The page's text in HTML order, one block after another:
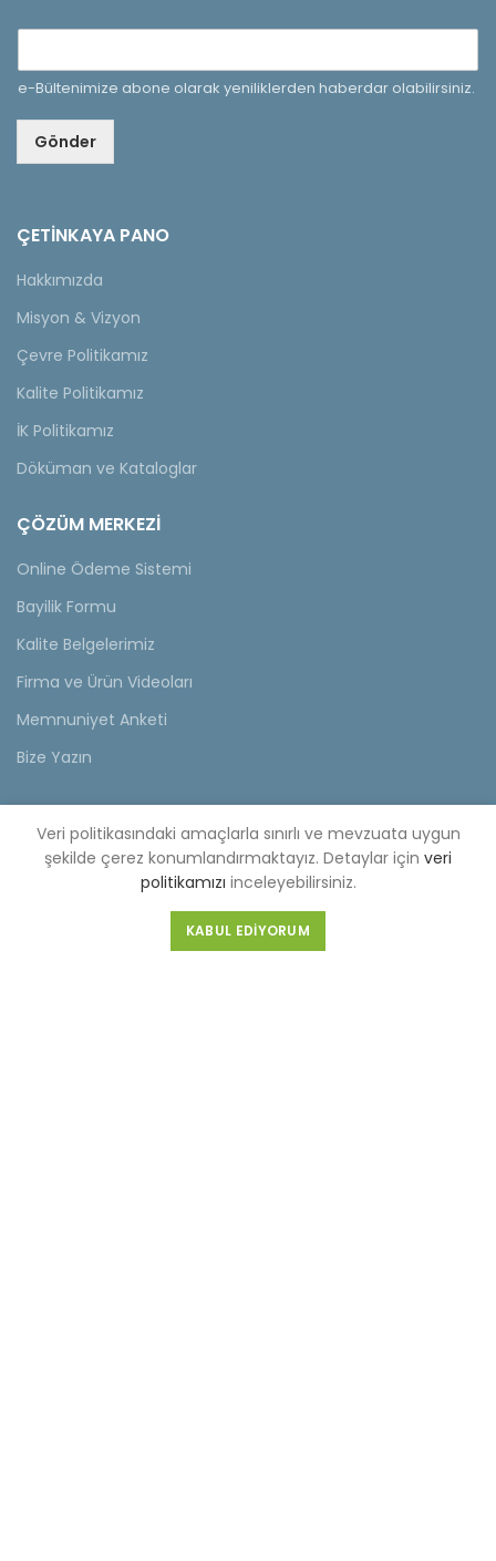
e-Bültenimize abone olarak yeniliklerden haberdar olabilirsiniz.
Gönder
ÇETINKAYA PANO
Hakkımızda
Misyon & Vizyon
Çevre Politikamız
Kalite Politikamız
İK Politikamız
Döküman ve Kataloglar
ÇÖZÜM MERKEZİ
Online Ödeme Sistemi
Bayilik Formu
Kalite Belgelerimiz
Firma ve Ürün Videoları
Memnuniyet Anketi
Bize Yazın
KVKK
KVKK Aydınlatma Metni
Müşteri Aydınlatma Metni
Tedarikçi Aydınlatma Metni
Veri politikasındaki amaçlarla sınırlı ve mevzuata uygun
şekilde çerez konumlandırmaktayız. Detaylar için veri
politikamızı inceleyebilirsiniz.
KABUL EDIYORUM